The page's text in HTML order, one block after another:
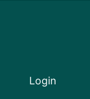
Login